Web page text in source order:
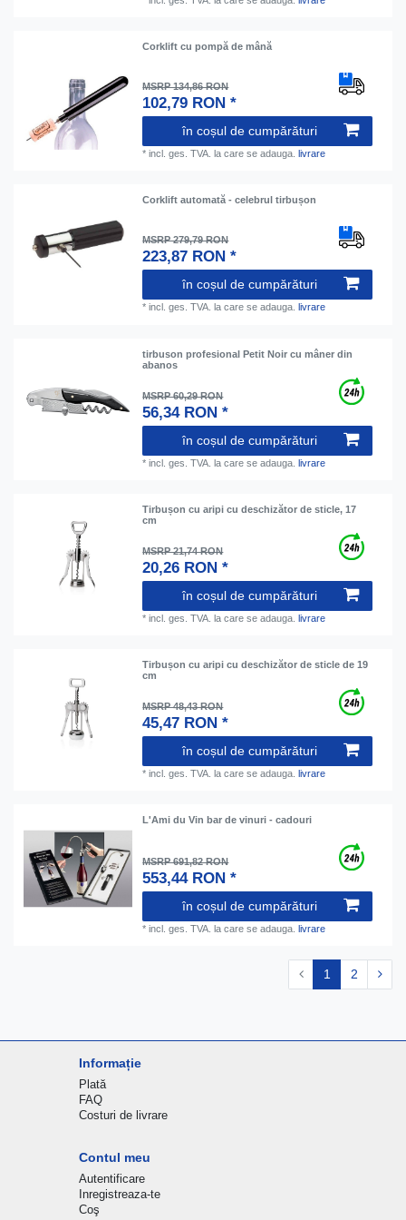
Corklift cu pompă de mână
MSRP 134,86 RON
102,79 RON *
în coșul de cumpărături
*incl. ges. TVA. la care se adauga.livrare
Corklift automată - celebrul tirbușon
MSRP 279,79 RON
223,87 RON *
în coșul de cumpărături
*incl. ges. TVA. la care se adauga. livrare
tirbuson profesional Petit Noir cu mâner din
abanos
MSRP 60,29 RON
56,34 RON *
în coșul de cumpărături
*incl. ges. TVA. la care se adauga.livrare
Tirbușon cu aripi cu deschizător de sticle, 17
cm
MSRP 21,74 RON
20,26 RON *
în coșul de cumpărături
*incl. ges. TVA. la care se adauga.livrare
Tirbușon cu aripi cu deschizător de sticle de 19
cm
MSRP 48,43 RON
45,47 RON *
în coșul de cumpărături
*incl. ges. TVA. la care se adauga.livrare
L'Ami du Vin bar de vinuri - cadouri
MSRP 691,82 RON
553,44 RON *
în coșul de cumpărături
*incl. ges. TVA. la care se adauga.livrare
1 2
Informație
Plată
FAQ
Costuri de livrare
Contul meu
Autentificare
Inregistreaza-te
Coş